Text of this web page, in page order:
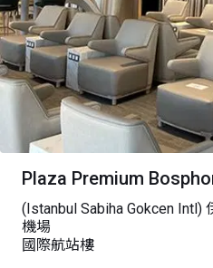
Plaza Premium
(Istanbul Sabiha Gokcen Intl)
機場
國際航站樓